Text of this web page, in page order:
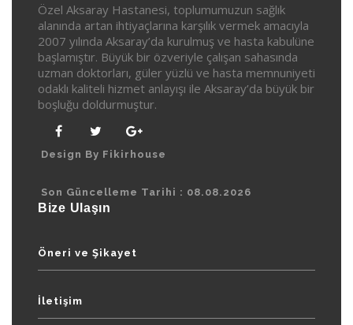
Özel Aksaray Hastanesi, toplumumuzun sağlık
alanında artan ihtiyaçlarına karşılık vermek amacıyla
2007 yılında Aksaray’da kurulmuş ve hasta kabulüne
başlamıştır. Büyük bir özveriyle çalışan sahasında
uzman doktorları, güler yüzlü ve hasta memnuniyeti
odaklı kaliteli hizmet anlayışı ile Aksaray’da büyük bir
boşluğu doldurmuştur.
Design By Fikirhouse
Son Güncelleme Tarihi : 08.08.2026
Bize Ulaşın
Öneri ve Şikayet
İletişim